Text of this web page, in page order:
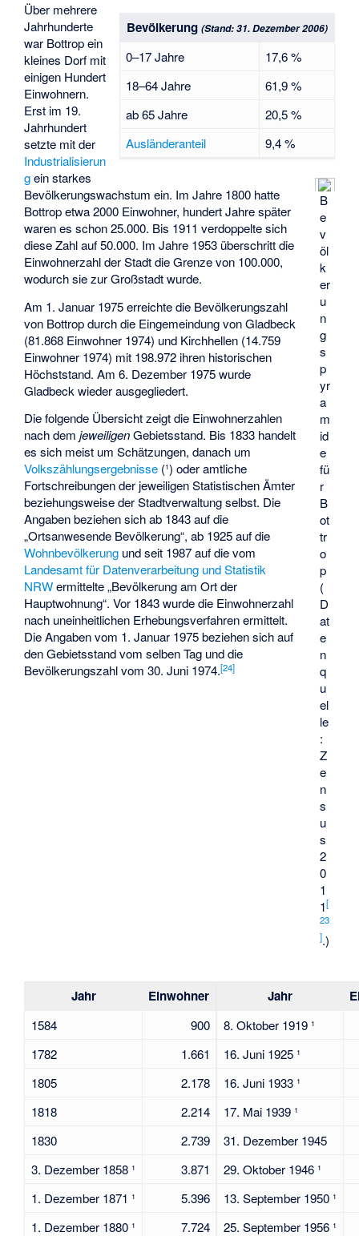
Bevölkerung (Stand: 31. Dezember 2006)
0–17 Jahre
17,6 %
18–64 Jahre
61,9 %
ab 65 Jahre
20,5 %
Ausländeranteil
9,4 %
B
e
v
öl
k
er
u
n
g
s
p
yr
a
m
id
e
fü
r
B
ot
tr
o
p
(
D
at
e
n
q
u
el
le
:
Z
e
n
s
u
s
2
0
1
1[
23
].)
Über mehrere
Jahrhunderte
war Bottrop ein
kleines Dorf mit
einigen Hundert
Einwohnern.
Erst im 19.
Jahrhundert
setzte mit der
Industrialisierun
gein starkes
Bevölkerungswachstum ein. Im Jahre 1800 hatte
Bottrop etwa 2000 Einwohner, hundert Jahre später
waren es schon 25.000. Bis 1911 verdoppelte sich
diese Zahl auf 50.000. Im Jahre 1953 überschritt die
Einwohnerzahl der Stadt die Grenze von 100.000,
wodurch sie zur Großstadt wurde.
Am 1. Januar 1975 erreichte die Bevölkerungszahl
von Bottrop durch die Eingemeindung von Gladbeck
(81.868 Einwohner 1974) und Kirchhellen (14.759
Einwohner 1974) mit 198.972 ihren historischen
Höchststand. Am 6. Dezember 1975 wurde
Gladbeck wieder ausgegliedert.
Die folgende Übersicht zeigt die Einwohnerzahlen
nach demjeweiligenGebietsstand. Bis 1833 handelt
es sich meist um Schätzungen, danach um
Volkszählungsergebnisse (¹) oder amtliche
Fortschreibungen der jeweiligen Statistischen Ämter
beziehungsweise der Stadtverwaltung selbst. Die
Angaben beziehen sich ab 1843 auf die
„Ortsanwesende Bevölkerung“, ab 1925 auf die
Wohnbevölkerung und seit 1987 auf die vom
Landesamt für Datenverarbeitung und Statistik
NRWermittelte „Bevölkerung am Ort der
Hauptwohnung“. Vor 1843 wurde die Einwohnerzahl
nach uneinheitlichen Erhebungsverfahren ermittelt.
Die Angaben vom 1. Januar 1975 beziehen sich auf
den Gebietsstand vom selben Tag und die
Bevölkerungszahl vom 30. Juni 1974.[24]
Jahr Einwohner
1584
900
1782
1.661
1805
2.178
1818
2.214
1830
2.739
3. Dezember 1858 ¹
3.871
1. Dezember 1871 ¹
5.396
1. Dezember 1880 ¹
7.724
Jahr
8. Oktober 1919 ¹
16. Juni 1925 ¹
16. Juni 1933 ¹
17. Mai 1939 ¹
31. Dezember 1945
29. Oktober 1946 ¹
13. September 1950 ¹
25. September 1956 ¹